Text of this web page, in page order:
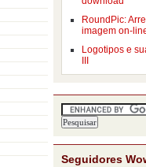
RoundPic:
imagem on-
Logotipos e
Seguidores